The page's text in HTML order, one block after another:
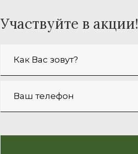
Участвуйте в акции!